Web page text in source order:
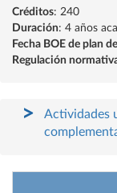
Créditos: 240
Duración: 4 años
Fecha BOE de plan
Regulación
Actividades